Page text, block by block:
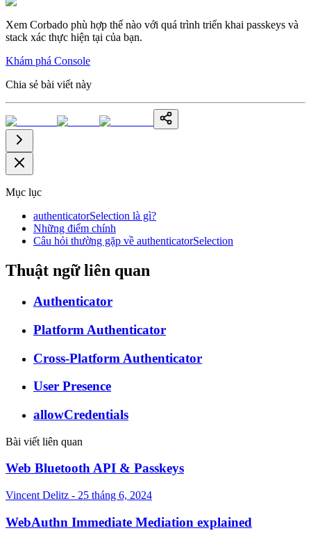
Xem Corbado phù hợp thế nào với quá trình triển khai passkeys và
stack xác thực hiện tại của bạn.
Khám phá Console
Chia sẻ bài viết này
Mục lục
authenticatorSelection là gì?
Những điểm chính
Câu hỏi thường gặp về authenticatorSelection
Thuật ngữ liên quan
Authenticator
Platform Authenticator
Cross-Platform Authenticator
User Presence
allowCredentials
Bài viết liên quan
Web Bluetooth API & Passkeys
Vincent Delitz - 25 tháng 6, 2024
WebAuthn Immediate Mediation explained